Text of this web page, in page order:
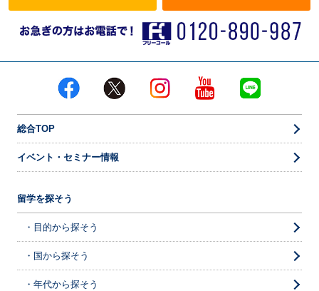
総合TOP
イベント・セミナー情報
留学を探そう
・目的から探そう
・国から探そう
・年代から探そう